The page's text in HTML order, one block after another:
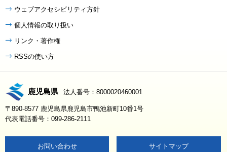
ウェブアクセシビリティ方針
個人情報の取り扱い
リンク・著作権
RSSの使い方
鹿児島県 法人番号：8000020460001
〒890-8577 鹿児島県鹿児島市鴨池新町10番1号
代表電話番号：099-286-2111
お問い合わせ サイトマップ